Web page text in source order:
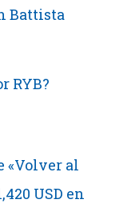
Battista
RYB?
«Volver al
USD en